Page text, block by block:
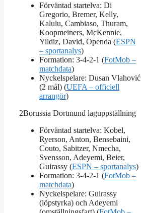
Förväntad startelva: Di
Gregorio, Bremer, Kelly,
Kalulu, Cambiaso, Thuram,
Koopmeiners, McKennie,
Yildiz, David, Openda (ESPN
– sportanalys)
Formation: 3‑4‑2‑1 (FotMob –
matchdata)
Nyckelspelare: Dusan Vlahović
(2 mål) (UEFA – officiell
arrangör)
2Borussia Dortmund laguppställning
Förväntad startelva: Kobel,
Ryerson, Anton, Bensebaini,
Couto, Sabitzer, Nmecha,
Svensson, Adeyemi, Beier,
Guirassy (ESPN – sportanalys)
Formation: 3‑4‑2‑1 (FotMob –
matchdata)
Nyckelspelare: Guirassy
(löpstyrka) och Adeyemi